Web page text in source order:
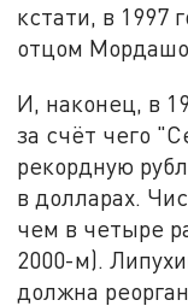
кстати, в 1997
отцом
И, наконец, в
за счёт чего
рекордную
в долларах.
чем в четыре
2000-м).
должна